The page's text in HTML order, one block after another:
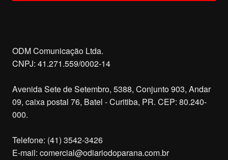
ODM Comunicação Ltda.
CNPJ: 41.271.559/0002-14
Avenida Sete de Setembro, 5388, Conjunto 903, Andar
09, caixa postal 76, Batel - Curitiba, PR. CEP: 80.240-
000.
Telefone: (41) 3542-3426
E-mail: comercial@odiariodoparana.com.br